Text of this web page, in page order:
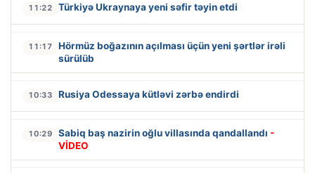
11:22 Türkiyə Ukraynaya yeni səfir təyin etdi
11:17
Hörmüz boğazının açılması üçün yeni şərtlər irəli
sürülüb
10:33 Rusiya Odessaya kütləvi zərbə endirdi
10:29 Sabiq baş nazirin oğlu villasında qandallandı -
VİDEO